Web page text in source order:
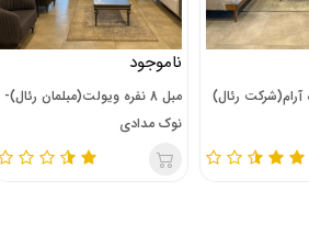
ناموجود
مبل 8 نفره ویولت(مبلمان رئال)-
نوک مدادی